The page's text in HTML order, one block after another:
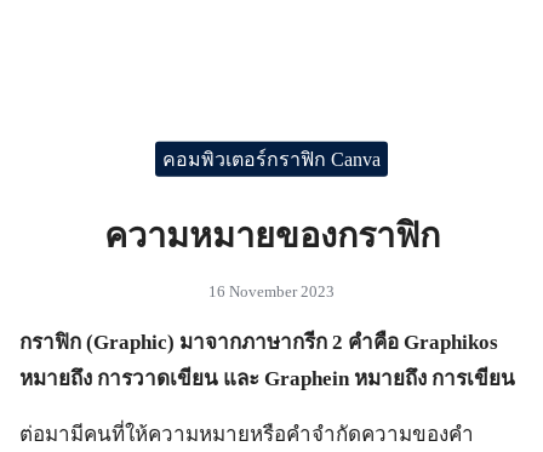
คอมพิวเตอร์กราฟิก Canva
ความหมายของกราฟิก
16 November 2023
กราฟิก (Graphic) มาจากภาษากรีก 2 คำคือ Graphikos
หมายถึง การวาดเขียน และ Graphein หมายถึง การเขียน
ต่อมามีคนที่ให้ความหมายหรือคำจำกัดความของคำ